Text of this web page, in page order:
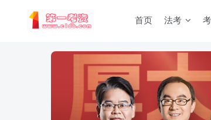
首页 法考